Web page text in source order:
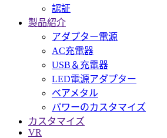
認証
製品紹介
アダプター電源
AC充電器
USB＆充電器
LED電源アダプター
ベアメタル
パワーのカスタマイズ
カスタマイズ
VR